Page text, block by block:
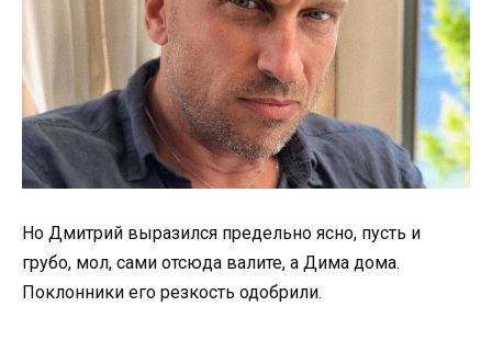
Но Дмитрий выразился предельно ясно, пусть и
грубо, мол, сами отсюда валите, а Дима дома.
Поклонники его резкость одобрили.